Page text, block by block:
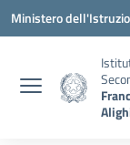
Vai ai contenuti
Vai al menu di
Vai al footer
Ministero